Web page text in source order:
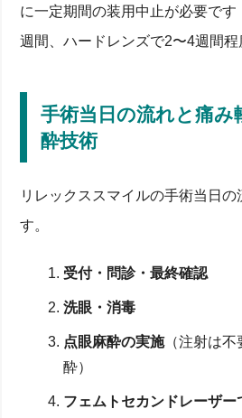
に一定期間の装用中止が必要で
週間、ハードレンズで2〜4週間程
手術当日の流れと痛み
酔技術
リレックススマイルの手術当日
す。
受付・問診・最終確認
洗眼・消毒
点眼麻酔の実施（注射は不
酔）
フェムトセカンドレーザ